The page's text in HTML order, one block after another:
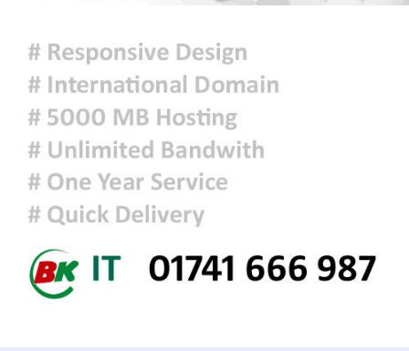
জুলাই শেষে শেয়ারবাজারে বিও হিসাব
কমেছে প্রায় ২৩ হাজার
৫ আগস্টের গণঅভ্যুত্থান ছিল এদেশের
জনগণের ঐক্যবদ্ধ প্রচেষ্টার ফসল: চিফ
হুইপ